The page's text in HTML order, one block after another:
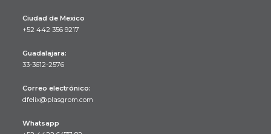
Ciudad de Mexico
+52 442 356 9217
abre
tu
aplicación
Guadalajara:
33-3612-2576
abre
tu
Correo electrónico:
dfelix@plasgrom.com
Whatsapp